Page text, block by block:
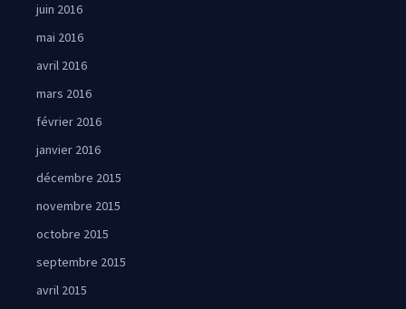
juin 2016
mai 2016
avril 2016
mars 2016
février 2016
janvier 2016
décembre 2015
novembre 2015
octobre 2015
septembre 2015
avril 2015